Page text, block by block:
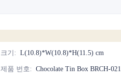
크기 : L(10.8)*W(10.8)*H(11.5) cm
제품 번호: Chocolate Tin Box BRCH-021